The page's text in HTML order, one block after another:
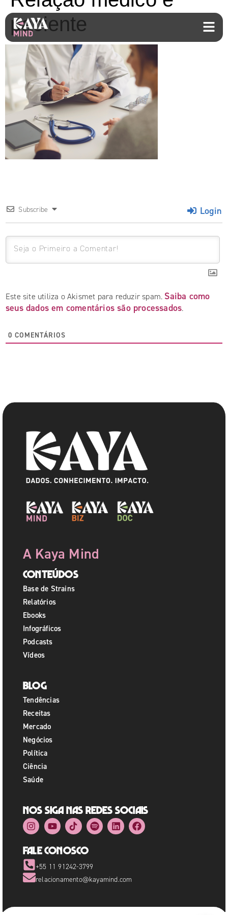
paciente
Subscribe Login
Este site utiliza o Akismet para reduzir spam. Saiba como
seus dados em comentários são processados.
0 COMENTÁRIOS
A Kaya Mind
Conteúdos
Base de Strains
Relatórios
Ebooks
Infográficos
Podcasts
Vídeos
Blog
Tendências
Receitas
Mercado
Negócios
Política
Ciência
Saúde
Nos siga nas redes sociais
Fale Conosco
+55 11 91242-3799
relacionamento@kayamind.com